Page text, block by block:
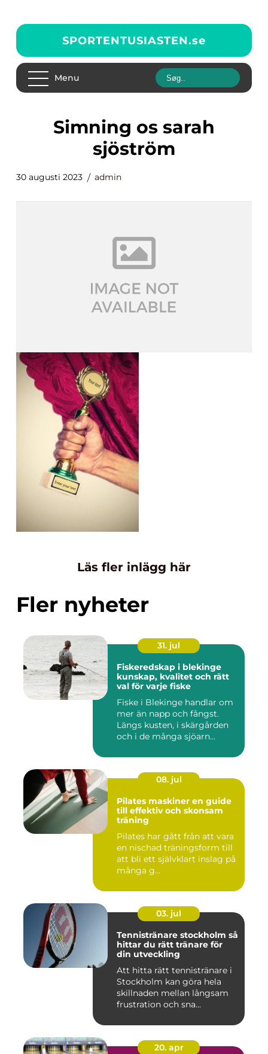
SPORTENTUSIASTEN.se
Menu
simning os sarah
sjöström
30 augusti 2023 admin
Läs fler inlägg här
Fler nyheter
31. jul
Fiskeredskap i blekinge
kunskap, kvalitet och rätt
val för varje fiske
Fiske i Blekinge handlar om
mer än napp och fångst.
Längs kusten, i skärgården
och i de många sjöarn...
08. jul
Pilates maskiner en guide
till effektiv och skonsam
träning
Pilates har gått från att vara
en nischad träningsform till
att bli ett självklart inslag på
många g...
03. jul
Tennistränare stockholm så
hittar du rätt tränare för
din utveckling
Att hitta rätt tennistränare i
Stockholm kan göra hela
skillnaden mellan långsam
frustration och sna...
20. apr